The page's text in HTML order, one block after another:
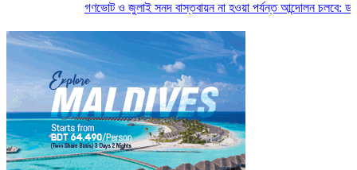
গণভোট ও জুলাই সনদ বাস্তবায়ন না হওয়া পর্যন্ত আন্দোলন চলবে: ডা: